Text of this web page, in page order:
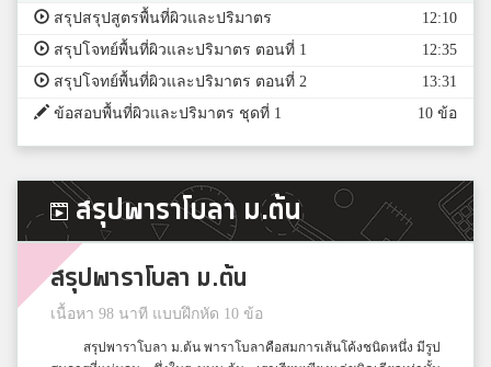
สรุปสรุปสูตรพื้นที่ผิวและปริมาตร
12:10
สรุปโจทย์พื้นที่ผิวและปริมาตร ตอนที่ 1
12:35
สรุปโจทย์พื้นที่ผิวและปริมาตร ตอนที่ 2
13:31
ข้อสอบพื้นที่ผิวและปริมาตร ชุดที่ 1
10 ข้อ
สรุปพาราโบลา ม.ต้น
สรุปพาราโบลา ม.ต้น
เนื้อหา 98 นาที แบบฝึกหัด 10 ข้อ
สรุปพาราโบลา ม.ต้น พาราโบลาคือสมการเส้นโค้งชนิดหนึ่ง มีรูป